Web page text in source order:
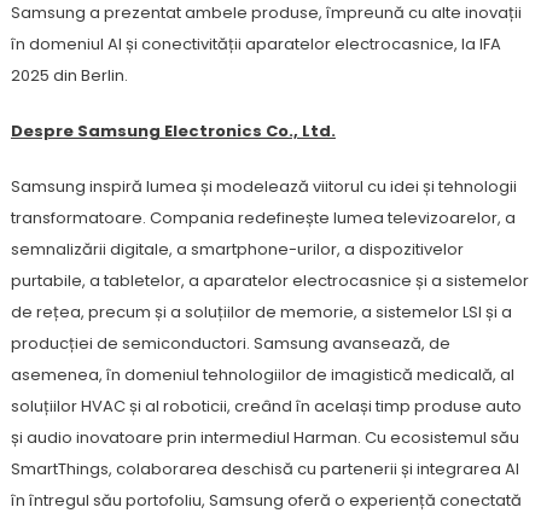
Samsung a prezentat ambele produse, împreună cu alte inovații
în domeniul AI și conectivității aparatelor electrocasnice, la IFA
2025 din Berlin.
Despre Samsung Electronics Co., Ltd.
Samsung inspiră lumea și modelează viitorul cu idei și tehnologii
transformatoare. Compania redefinește lumea televizoarelor, a
semnalizării digitale, a smartphone-urilor, a dispozitivelor
purtabile, a tabletelor, a aparatelor electrocasnice și a sistemelor
de rețea, precum și a soluțiilor de memorie, a sistemelor LSI și a
producției de semiconductori. Samsung avansează, de
asemenea, în domeniul tehnologiilor de imagistică medicală, al
soluțiilor HVAC și al roboticii, creând în același timp produse auto
și audio inovatoare prin intermediul Harman. Cu ecosistemul său
SmartThings, colaborarea deschisă cu partenerii și integrarea AI
în întregul său portofoliu, Samsung oferă o experiență conectată